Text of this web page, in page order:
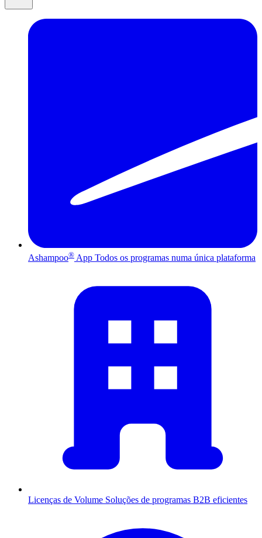
Ashampoo® App Todos os programas numa única plataforma
Licenças de Volume Soluções de programas B2B eficientes